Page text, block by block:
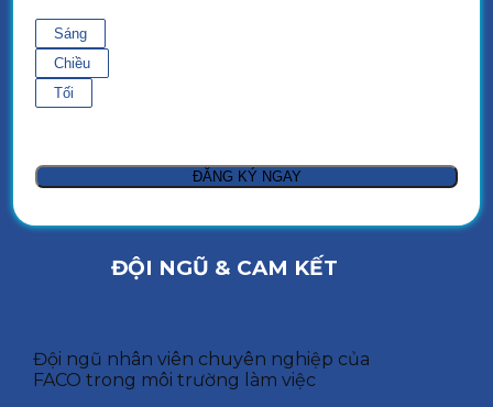
Sáng
Chiều
Tối
ĐỘI NGŨ & CAM KẾT
Đội ngũ nhân viên chuyên nghiệp của
FACO trong môi trường làm việc